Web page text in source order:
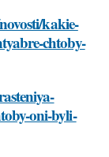
kakie-
chtoby-
oni-byli-